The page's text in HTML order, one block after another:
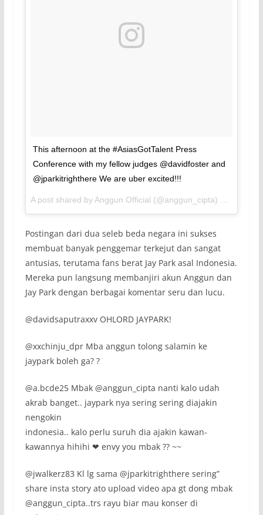
This afternoon at the #AsiasGotTalent Press
Conference with my fellow judges @davidfoster and
@jparkitrighthere We are uber excited!!!
A post shared by Anggun Official (@anggun_cipta) on
Postingan dari dua seleb beda negara ini sukses
membuat banyak penggemar terkejut dan sangat
antusias, terutama fans berat Jay Park asal Indonesia.
Mereka pun langsung membanjiri akun Anggun dan
Jay Park dengan berbagai komentar seru dan lucu.
@davidsaputraxxv OHLORD JAYPARK!
@xxchinju_dpr Mba anggun tolong salamin ke
jaypark boleh ga? ?
@a.bcde25 Mbak @anggun_cipta nanti kalo udah
akrab banget.. jaypark nya sering sering diajakin
nengokin
indonesia.. kalo perlu suruh dia ajakin kawan-
kawannya hihihi ❤ envy you mbak ?? ~~
@jwalkerz83 Kl lg sama @jparkitrighthere sering”
share insta story ato upload video apa gt dong mbak
@anggun_cipta..trs rayu biar mau konser di